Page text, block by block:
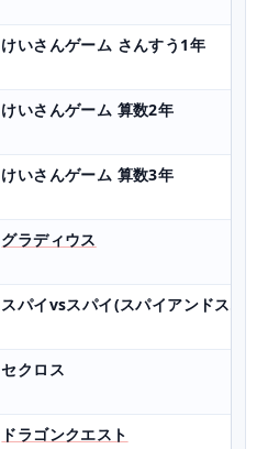
けいさんゲーム さんすう1年
けいさんゲーム 算数2年
けいさんゲーム 算数3年
グラディウス
スパイvsスパイ(スパイアンドスパイ)
セクロス
ドラゴンクエスト